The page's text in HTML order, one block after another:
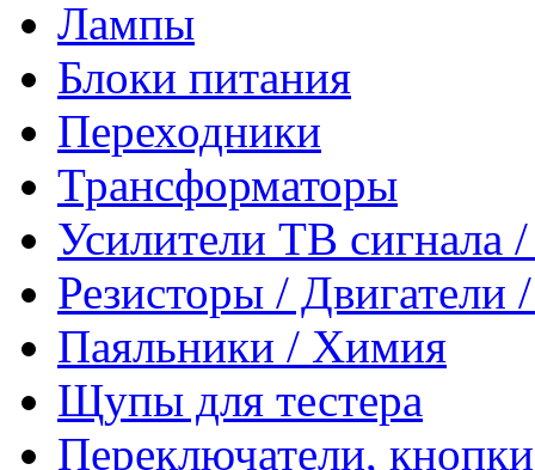
Лампы
Блоки питания
Переходники
Трансформаторы
Усилители ТВ сигнала
Резисторы /
Паяльники / Химия
Щупы для тестера
Переключатели,